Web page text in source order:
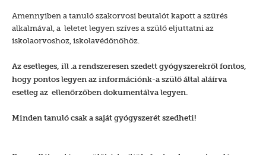
Amennyiben a tanuló szakorvosi beutalót kapott a szűrés
alkalmával, a leletet legyen szíves a szülő eljuttatni az
iskolaorvoshoz, iskolavédőnőhöz.
Az esetleges, ill .a rendszeresen szedett gyógyszerekről fontos,
hogy pontos legyen az információnk-a szülő által aláírva
esetleg az ellenőrzőben dokumentálva legyen.
Minden tanuló csak a saját gyógyszerét szedheti!